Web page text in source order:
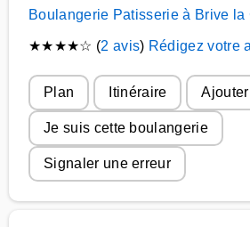
Boulangerie Patisserie à Brive la
★★★★☆ (2 avis) Rédigez votre
Plan Itinéraire
Je suis cette boulangerie
Signaler une erreur